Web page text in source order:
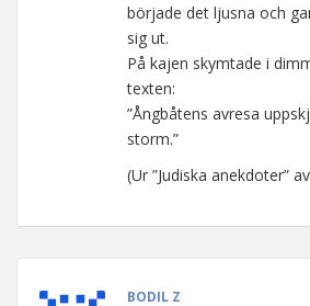
började det ljusna och
sig ut.
På kajen skymtade i
texten:
”Ångbåtens avresa
storm.”
(Ur ”Judiska anekdoter”
BODIL Z